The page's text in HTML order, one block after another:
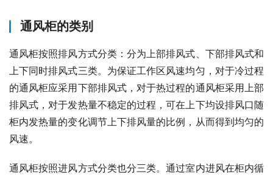
通风柜的类别
通风柜按照排风方式分类：分为上部排风式、下部排风式和
上下同时排风式三类。为保证工作区风速均匀，对于冷过程
的通风柜应采用下部排风式，对于热过程的通风柜采用上部
排风式，对于发热量不稳定的过程，可在上下均设排风口随
柜内发热量的变化调节上下排风量的比例，从而得到均匀的
风速。
通风柜按照进风方式分类也分三类。通过室内进风在柜内循